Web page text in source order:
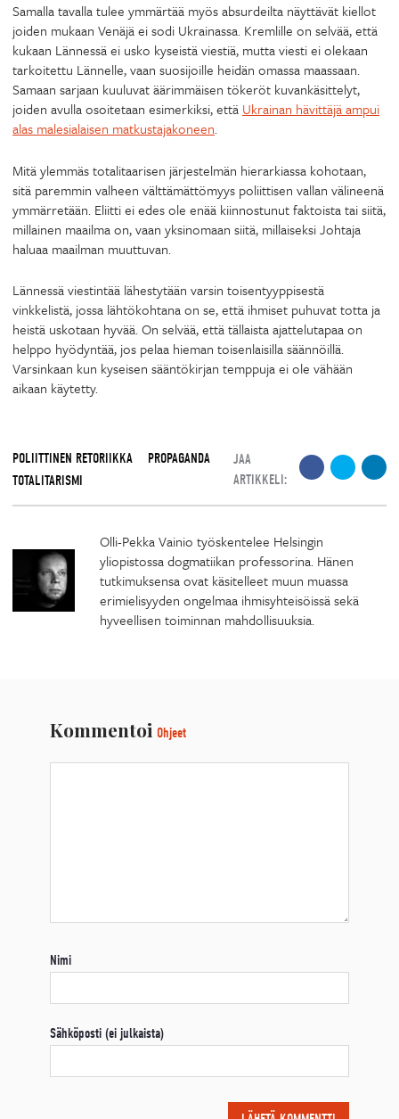
Samalla tavalla tulee ymmärtää myös absurdeilta näyttävät kiellot
joiden mukaan Venäjä ei sodi Ukrainassa. Kremlille on selvää, että
kukaan Lännessä ei usko kyseistä viestiä, mutta viesti ei olekaan
tarkoitettu Lännelle, vaan suosijoille heidän omassa maassaan.
Samaan sarjaan kuuluvat äärimmäisen tökeröt kuvankäsittelyt,
joiden avulla osoitetaan esimerkiksi, että Ukrainan hävittäjä ampui
alas malesialaisen matkustajakoneen.
Mitä ylemmäs totalitaarisen järjestelmän hierarkiassa kohotaan,
sitä paremmin valheen välttämättömyys poliittisen vallan välineenä
ymmärretään. Eliitti ei edes ole enää kiinnostunut faktoista tai siitä,
millainen maailma on, vaan yksinomaan siitä, millaiseksi Johtaja
haluaa maailman muuttuvan.
Lännessä viestintää lähestytään varsin toisentyyppisestä
vinkkelistä, jossa lähtökohtana on se, että ihmiset puhuvat totta ja
heistä uskotaan hyvää. On selvää, että tällaista ajattelutapaa on
helppo hyödyntää, jos pelaa hieman toisenlaisilla säännöillä.
Varsinkaan kun kyseisen sääntökirjan temppuja ei ole vähään
aikaan käytetty.
POLIITTINEN RETORIIKKA
PROPAGANDA
TOTALITARISMI
JAA
ARTIKKELI:
Olli-Pekka Vainio työskentelee Helsingin
yliopistossa dogmatiikan professorina. Hänen
tutkimuksensa ovat käsitelleet muun muassa
erimielisyyden ongelmaa ihmisyhteisöissä sekä
hyveellisen toiminnan mahdollisuuksia.
Kommentoi Ohjeet
Nimi
Sähköposti (ei julkaista)